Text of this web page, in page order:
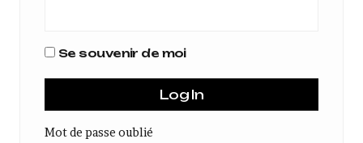
Se souvenir de moi
Mot de passe oublié